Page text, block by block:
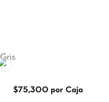
Gris
$75,300 por Caja